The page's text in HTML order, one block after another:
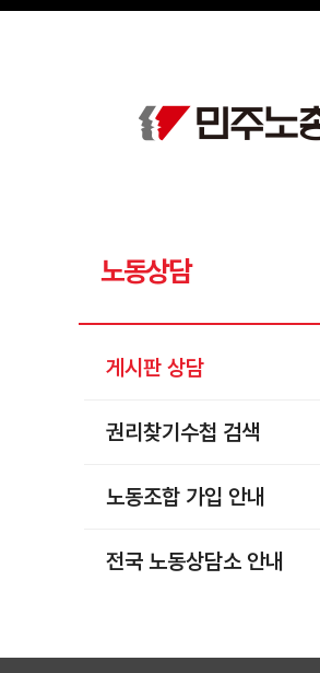
메뉴 건너뛰기
노동상담
게시판 상담
권리찾기수첩 검색
노동조합 가입 안내
전국 노동상담소 안내
권리찾기수첩 검색
찾아보기
노동조합 가입 안내
Sketchbook5, 스케치북5
Sketchbook5, 스케치북5